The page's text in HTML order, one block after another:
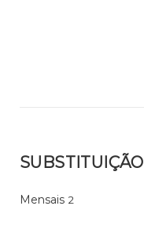
SUBSTITUIÇÃO
Mensais 2